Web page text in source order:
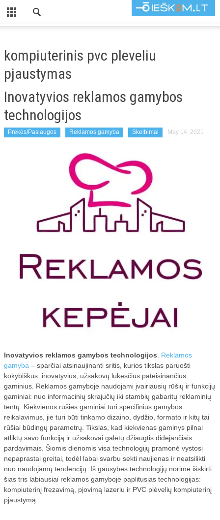
KATEGORIJOS
KOMPIUTERIAI
AUTOMOBILIAI
PADANGOS
BALDAI
UŽUOLAIDOS
ĮRANGA
ŠVAROS PREKĖS
MEDICINA
SKELBIMAI
STATYBOS DARBAI
LT
VAIRAVIMO MOKYKLOS
STRAIPSNIŲ TALPINIMAS
VALYMO ĮRENGINIAI
BIO BAKTERIJOS
kompiuterinis pvc pleveliu
pjaustymas
Inovatyvios reklamos gamybos
technologijos
Prekės/Paslaugos Reklamos gamyba Skelbimai May 14, 2021
Inovatyvios reklamos gamybos technologijos
Reklamos
gamyba – sparčiai atsinaujinanti sritis, kurios tikslas paruošti
kokybiškus, inovatyvius, užsakovų lūkesčius pateisinančius
gaminius. Reklamos gamyboje naudojami įvairiausių rūšių ir funkcijų
gaminiai: nuo informacinių skrajučių iki stambių gabaritų reklaminių
tentų. Kiekvienos rūšies gaminiai turi specifinius gamybos
reikalavimus, jie turi būti tinkamo dizaino, dydžio, formato ir kitų tai
rūšiai būdingų parametrų. Tikslas, kad kiekvienas gaminys pilnai
atliktų savo funkciją ir užsakovai galėtų džiaugtis didėjančiais
pardavimais. Šiomis dienomis visa technologijų pramonė vystosi
nepaprastai greitai, todėl labai svarbu sekti naujienas ir neatsilikti
nuo naudojamų tendencijų. Iš gausybės technologijų norime išskirti
šias tris labiausiai reklamos gamyboje paplitusias technologijas:
kompiuterinį frezavimą, pjovimą lazeriu ir PVC plėvelių kompiuterinį
pjaustymą.